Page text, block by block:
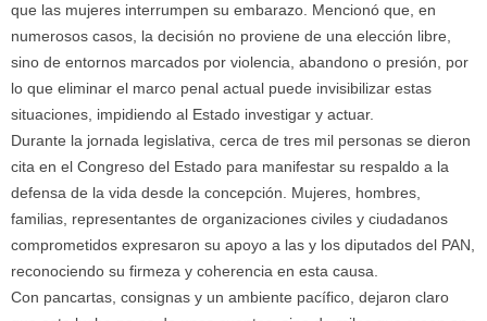
que las mujeres interrumpen su embarazo. Mencionó que, en
numerosos casos, la decisión no proviene de una elección libre,
sino de entornos marcados por violencia, abandono o presión, por
lo que eliminar el marco penal actual puede invisibilizar estas
situaciones, impidiendo al Estado investigar y actuar.
Durante la jornada legislativa, cerca de tres mil personas se dieron
cita en el Congreso del Estado para manifestar su respaldo a la
defensa de la vida desde la concepción. Mujeres, hombres,
familias, representantes de organizaciones civiles y ciudadanos
comprometidos expresaron su apoyo a las y los diputados del PAN,
reconociendo su firmeza y coherencia en esta causa.
Con pancartas, consignas y un ambiente pacífico, dejaron claro